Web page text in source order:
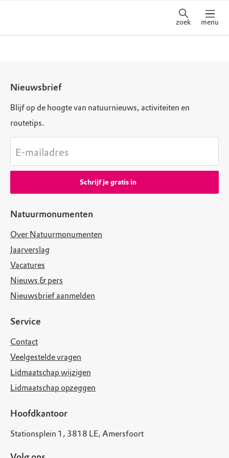
zoek menu
Natuurmonumenten
Over Natuurmonumenten
Jaarverslag
Vacatures
Nieuws & pers
Nieuwsbrief aanmelden
Service
Contact
Veelgestelde vragen
Lidmaatschap wijzigen
Lidmaatschap opzeggen
Hoofdkantoor
Stationsplein 1, 3818 LE, Amersfoort
Nieuwsbrief
Blijf op de hoogte van natuurnieuws, activiteiten en
routetips.
E-mailadres
Schrijf je gratis in